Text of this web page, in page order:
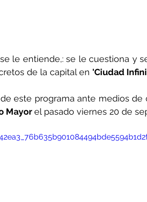
le entiende,: se le cuestiona y
de la capital en 'Ciudad
Mayor el pasado viernes 20 de